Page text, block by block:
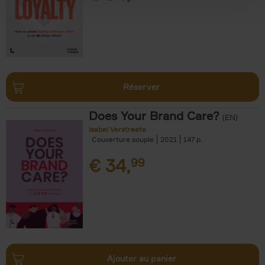
Réserver
Does Your Brand Care? (EN)
Isabel Verstraete
Couverture souple
2021 147
€ 34,99
Ajouter au panier